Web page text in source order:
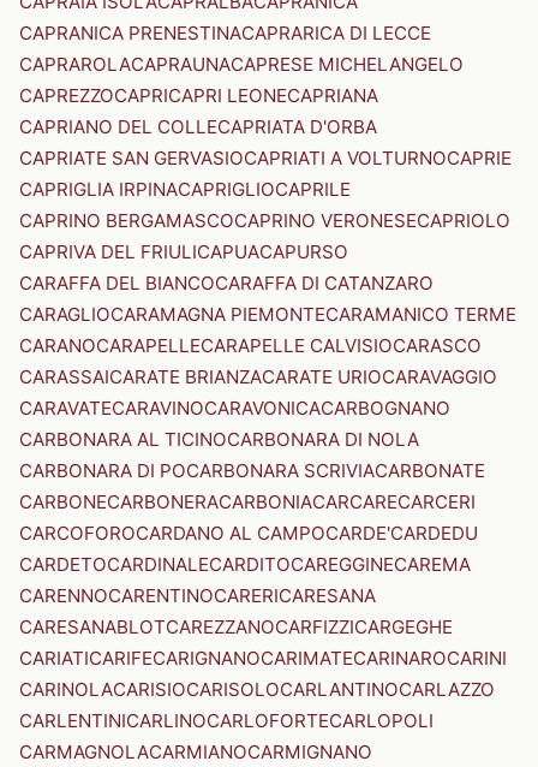
CAPRANICA PRENESTINACAPRARICA DI LECCE
CAPRAROLACAPRAUNACAPRESE MICHELANGELO
CAPREZZOCAPRICAPRI LEONECAPRIANA
CAPRIANO DEL COLLECAPRIATA D'ORBA
CAPRIATE SAN GERVASIOCAPRIATI A VOLTURNOCAPRIE
CAPRIGLIA IRPINACAPRIGLIOCAPRILE
CAPRINO BERGAMASCOCAPRINO VERONESECAPRIOLO
CAPRIVA DEL FRIULICAPUACAPURSO
CARAFFA DEL BIANCOCARAFFA DI CATANZARO
CARAGLIOCARAMAGNA PIEMONTECARAMANICO TERME
CARANOCARAPELLECARAPELLE CALVISIOCARASCO
CARASSAICARATE BRIANZACARATE URIOCARAVAGGIO
CARAVATECARAVINOCARAVONICACARBOGNANO
CARBONARA AL TICINOCARBONARA DI NOLA
CARBONARA DI POCARBONARA SCRIVIACARBONATE
CARBONECARBONERACARBONIACARCARECARCERI
CARCOFOROCARDANO AL CAMPOCARDE'CARDEDU
CARDETOCARDINALECARDITOCAREGGINECAREMA
CARENNOCARENTINOCARERICARESANA
CARESANABLOTCAREZZANOCARFIZZICARGEGHE
CARIATICARIFECARIGNANOCARIMATECARINAROCARINI
CARINOLACARISIOCARISOLOCARLANTINOCARLAZZO
CARLENTINICARLINOCARLOFORTECARLOPOLI
CARMAGNOLACARMIANOCARMIGNANO